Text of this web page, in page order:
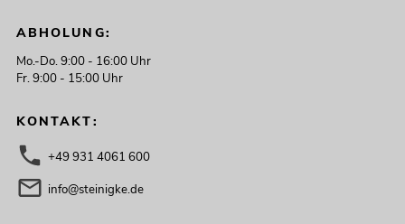
ABHOLUNG:
Mo.-Do. 9:00 - 16:00 Uhr
Fr. 9:00 - 15:00 Uhr
KONTAKT:
+49 931 4061 600
info@steinigke.de